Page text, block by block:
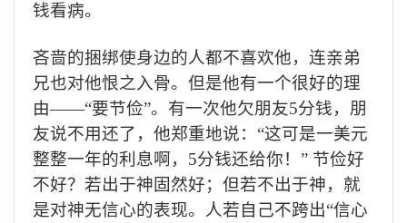
钱看病。
吝啬的捆绑使身边的人都不喜欢他，连亲弟
兄也对他恨之入骨。但是他有一个很好的理
由——“要节俭”。有一次他欠朋友5分钱，朋
友说不用还了，他郑重地说：“这可是一美元
整整一年的利息啊， 5分钱还给你！” 节俭好
不好？若出于神固然好；但若不出于神，就
是对神无信心的表现。人若自己不跨出“信心